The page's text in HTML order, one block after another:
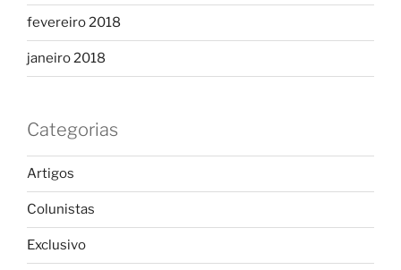
fevereiro 2018
janeiro 2018
Categorias
Artigos
Colunistas
Exclusivo